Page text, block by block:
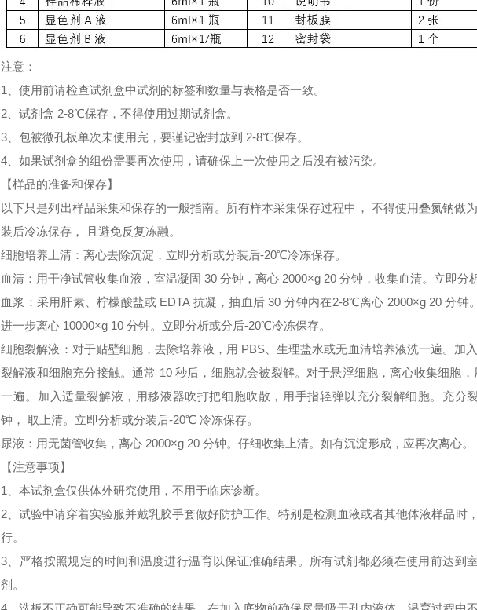
注意：
1、使用前请检查试剂盒中试剂的标签和数量与表格是否一致。
2、试剂盒 2-8℃保存，不得使用过期试剂盒。
3、包被微孔板单次未使用完，要谨记密封放到 2-8℃保存。
4、如果试剂盒的组份需要再次使用，请确保上一次使用之后没有被污染。
【样品的准备和保存】
以下只是列出样品采集和保存的一般指南。所有样本采集保存过程中， 不得使用叠氮钠做
装后冷冻保存， 且避免反复冻融。
细胞培养上清：离心去除沉淀，立即分析或分装后-20℃冷冻保存。
血清：用干净试管收集血液，室温凝固 30 分钟，离心 2000×g 20 分钟，收集血清。立即分
血浆：采用肝素、柠檬酸盐或 EDTA 抗凝，抽血后 30 分钟内在2-8℃离心 2000×g 20 分
进一步离心 10000×g 10 分钟。立即分析或分后-20℃冷冻保存。
细胞裂解液：对于贴壁细胞，去除培养液，用 PBS、生理盐水或无血清培养液洗一遍。加
裂解液和细胞充分接触。通常 10 秒后，细胞就会被裂解。对于悬浮细胞，离心收集细胞
一遍。加入适量裂解液，用移液器吹打把细胞吹散，用手指轻弹以充分裂解细胞。充分
钟， 取上清。立即分析或分装后-20℃ 冷冻保存。
尿液：用无菌管收集，离心 2000×g 20 分钟。仔细收集上清。如有沉淀形成，应再次离心。
【注意事项】
1、本试剂盒仅供体外研究使用，不用于临床诊断。
2、试验中请穿着实验服并戴乳胶手套做好防护工作。特别是检测血液或者其他体液样品时
行。
3、严格按照规定的时间和温度进行温育以保证准确结果。所有试剂都必须在使用前达到
剂。